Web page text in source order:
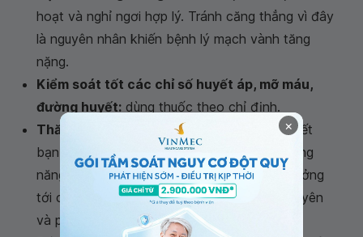
hoạt và nghỉ ngơi hợp lý. Tránh căng thẳng vì đây
là nguyên nhân khiến bệnh lý mạch vành tăng
nặng.
Kiểm soát tốt các chỉ số huyết áp, mỡ máu,
đường huyết: dùng thuốc theo chỉ định.
Thăm khám định kỳ:
điều này giúp bác sĩ biết
bạn đã kiểm soát tốt các yếu tố nguy cơ tăng
năng bệnh chưa, việc dùng thuốc có ảnh hưởng
tới cơ thể hay không... Từ đó, đưa ra lời khuyên
và phác đồ điều trị tiếp theo phù hợp.
×